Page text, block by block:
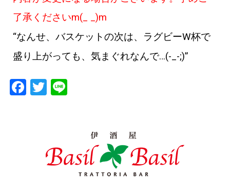
了承くださいm(_ _)m
“なんせ、バスケットの次は、ラグビーW杯で
盛り上がっても、気まぐれなんで…(-_-;)”
F
T